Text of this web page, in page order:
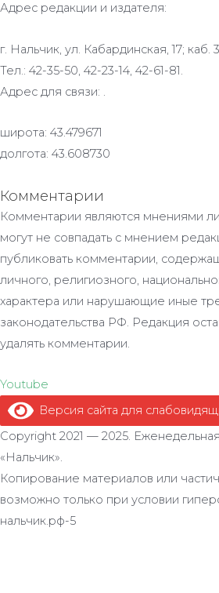
Адрес редакции и издателя:
г. Нальчик, ул. Кабардинская, 17; каб.
Тел.: 42-35-50, 42-23-14, 42-61-81.
Адрес для связи: .
широта: 43.479671
долгота: 43.608730
Комментарии
Комментарии являются мнениями
могут не совпадать с мнением
публиковать комментарии,
личного, религиозного,
характера или нарушающие иные
законодательства РФ. Редакция
удалять комментарии.
Youtube
Версия сайта для
Copyright 2021 — 2025.
«Нальчик».
Копирование материалов или
возможно только при условии
нальчик.рф-5